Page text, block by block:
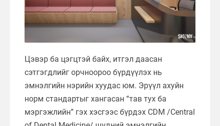
Цэвэр ба цэгцтэй байх, итгэл даасан
сэтгэгдлийг орчноороо бүрдүүлэх нь
эмнэлгийн нэрийн хуудас юм. Эрүүл ахуйн
норм стандартыг хангасан “тав тух ба
мэргэжлийн” гэх хэсгээс бүрдэх CDM /Central